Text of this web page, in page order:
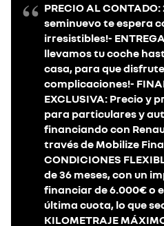
PRECIO AL
seminuevo te espera
irresistibles!-
llevamos tu coche
casa, para que
complicaciones!-
EXCLUSIVA: Precio y
para particulares y
financiando con
través de Mobilize
CONDICIONES
de 36 meses, con un
financiar de 6.000€ o
última cuota, lo que
KILOMETRAJE